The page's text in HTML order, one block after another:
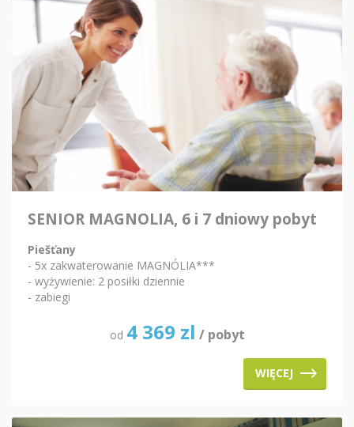
SENIOR MAGNOLIA, 6 i 7 dniowy pobyt
Piešťany
- 5x zakwaterowanie MAGNÓLIA***
- wyżywienie: 2 posiłki dziennie
- zabiegi
od 4 369 zl / pobyt
WIĘCEJ